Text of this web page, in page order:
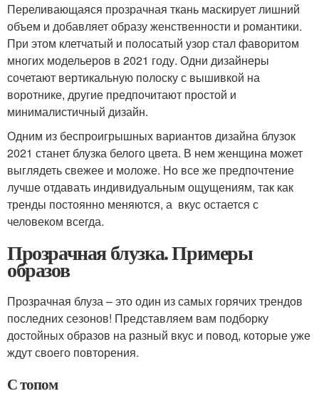
Переливающаяся прозрачная ткань маскирует лишний
объем и добавляет образу женственности и романтики.
При этом клетчатый и полосатый узор стал фаворитом
многих модельеров в 2021 году. Одни дизайнеры
сочетают вертикальную полоску с вышивкой на
воротнике, другие предпочитают простой и
минималистичный дизайн.
Одним из беспроигрышных вариантов дизайна блузок
2021 станет блузка белого цвета. В нем женщина может
выглядеть свежее и моложе. Но все же предпочтение
лучше отдавать индивидуальным ощущениям, так как
тренды постоянно меняются, а вкус остается с
человеком всегда.
Прозрачная блузка. Примеры
образов
Прозрачная блуза – это один из самых горячих трендов
последних сезонов! Представляем вам подборку
достойных образов на разный вкус и повод, которые уже
ждут своего повторения.
С топом